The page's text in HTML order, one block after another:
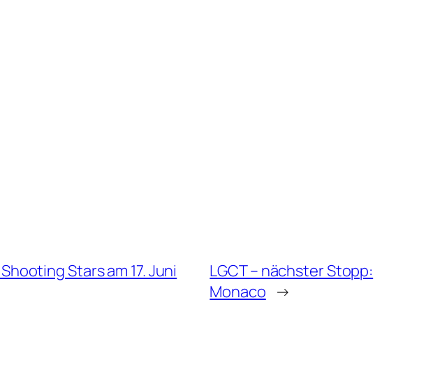
Stars am 17. Juni
LGCT – nächster Stopp:
Monaco →